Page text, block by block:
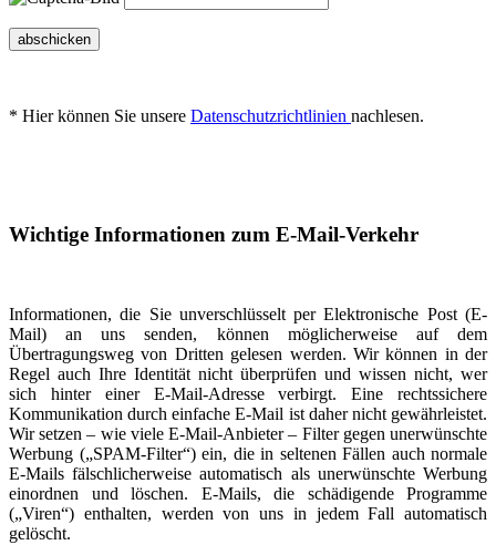
abschicken
* Hier können Sie unsere Datenschutzrichtlinien nachlesen.
Wichtige Informationen zum E-Mail-Verkehr
Informationen, die Sie unverschlüsselt per Elektronische Post (E-
Mail) an uns senden, können möglicherweise auf dem
Übertragungsweg von Dritten gelesen werden. Wir können in der
Regel auch Ihre Identität nicht überprüfen und wissen nicht, wer
sich hinter einer E-Mail-Adresse verbirgt. Eine rechtssichere
Kommunikation durch einfache E-Mail ist daher nicht gewährleistet.
Wir setzen – wie viele E-Mail-Anbieter – Filter gegen unerwünschte
Werbung („SPAM-Filter“) ein, die in seltenen Fällen auch normale
E-Mails fälschlicherweise automatisch als unerwünschte Werbung
einordnen und löschen. E-Mails, die schädigende Programme
(„Viren“) enthalten, werden von uns in jedem Fall automatisch
gelöscht.